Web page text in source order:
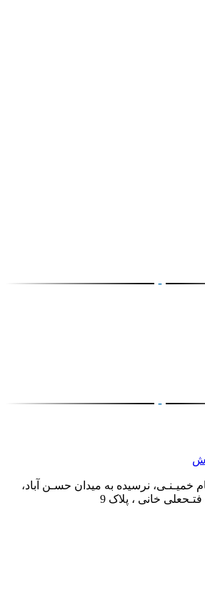
-
-
خمیـنـی، نرسیده به میدان حسـن آباد،
خانی ، پلاک 9